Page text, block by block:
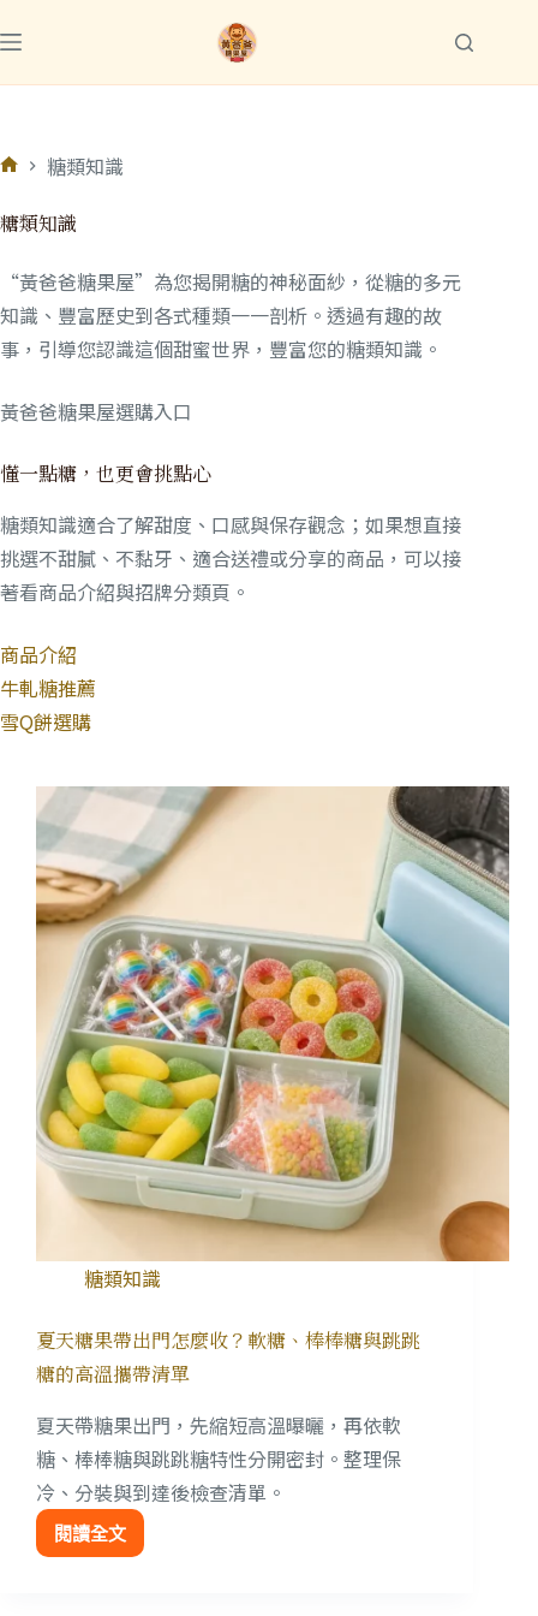
糖類知識
糖類知識
“黃爸爸糖果屋”為您揭開糖的神秘面紗，從糖的多元
知識、豐富歷史到各式種類一一剖析。透過有趣的故
事，引導您認識這個甜蜜世界，豐富您的糖類知識。
黃爸爸糖果屋選購入口
懂一點糖，也更會挑點心
糖類知識適合了解甜度、口感與保存觀念；如果想直接
挑選不甜膩、不黏牙、適合送禮或分享的商品，可以接
著看商品介紹與招牌分類頁。
商品介紹
牛軋糖推薦
雪Q餅選購
糖類知識
夏天糖果帶出門怎麼收？軟糖、棒棒糖與跳跳
糖的高溫攜帶清單
夏天帶糖果出門，先縮短高溫曝曬，再依軟
糖、棒棒糖與跳跳糖特性分開密封。整理保
冷、分裝與到達後檢查清單。
閱讀全文